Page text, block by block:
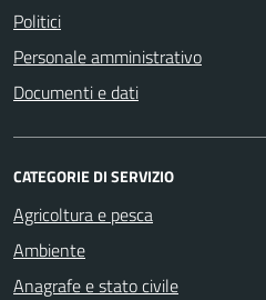
Politici
Personale amministrativo
Documenti e dati
CATEGORIE DI SERVIZIO
Agricoltura e pesca
Ambiente
Anagrafe e stato civile